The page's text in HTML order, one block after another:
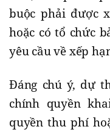
buộc phải được
hoặc có tổ chức
yêu cầu về xếp
Đáng chú ý, dự
chính quyền
quyền thu phí